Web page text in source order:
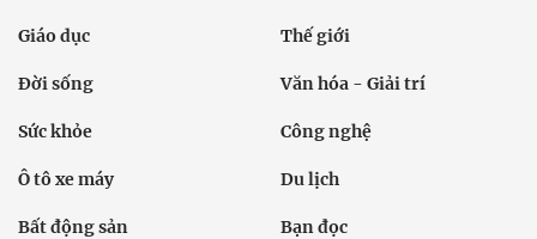
Giáo dục Thế giới
Đời sống Văn hóa - Giải trí
Sức khỏe Công nghệ
Ô tô xe máy Du lịch
Bất động sản Bạn đọc